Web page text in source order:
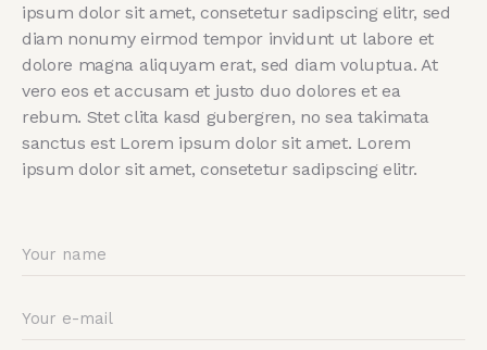
ipsum dolor sit amet, consetetur sadipscing elitr, sed
diam nonumy eirmod tempor invidunt ut labore et
dolore magna aliquyam erat, sed diam voluptua. At
vero eos et accusam et justo duo dolores et ea
rebum. Stet clita kasd gubergren, no sea takimata
sanctus est Lorem ipsum dolor sit amet. Lorem
ipsum dolor sit amet, consetetur sadipscing elitr.